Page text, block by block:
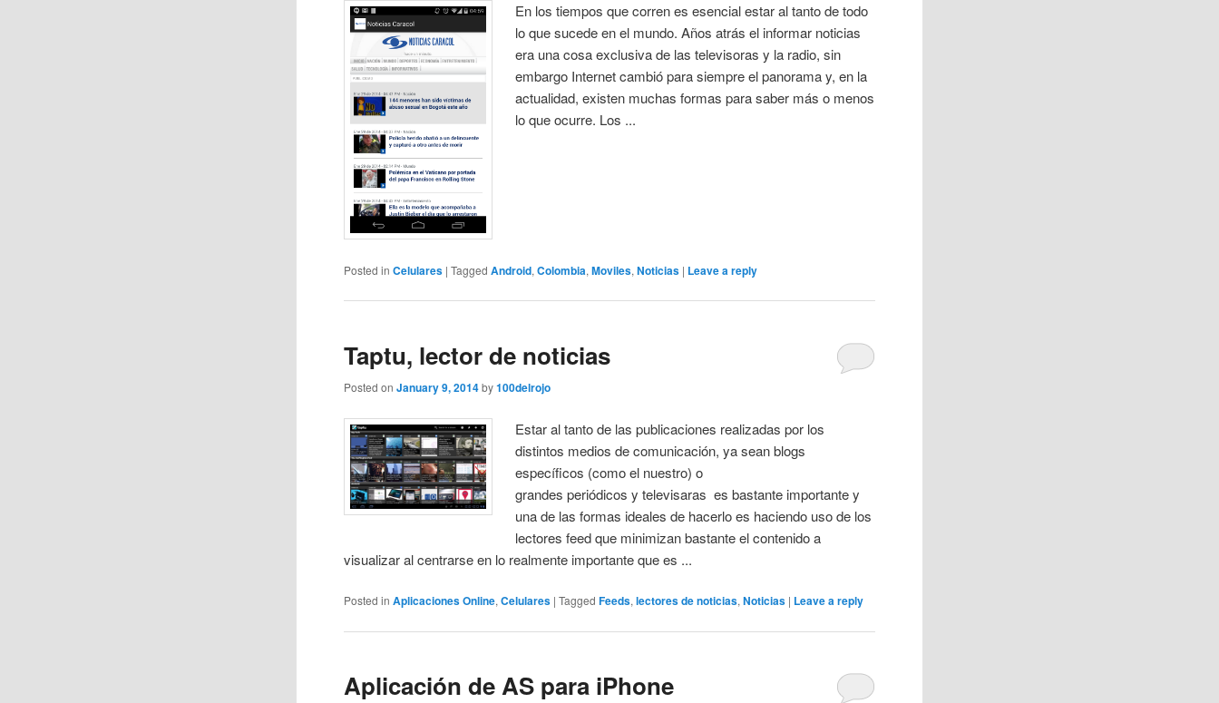
En los tiempos que corren es esencial estar al tanto de todo
lo que sucede en el mundo. Años atrás el informar noticias
era una cosa exclusiva de las televisoras y la radio, sin
embargo Internet cambió para siempre el panorama y, en la
actualidad, existen muchas formas para saber más o menos
lo que ocurre. Los ...
Posted in Celulares |Tagged Android,Colombia,Moviles,Noticias | Leave a reply
Taptu, lector de noticias
Posted onJanuary 9, 2014 by100delrojo
Estar al tanto de las publicaciones realizadas por los
distintos medios de comunicación, ya sean blogs
específicos (como el nuestro) o
grandes periódicos y televisaras es bastante importante y
una de las formas ideales de hacerlo es haciendo uso de los
lectores feed que minimizan bastante el contenido a
visualizar al centrarse en lo realmente importante que es ...
Posted in Aplicaciones Online,Celulares |Tagged Feeds,lectores de noticias,Noticias | Leave a reply
Aplicación de AS para iPhone